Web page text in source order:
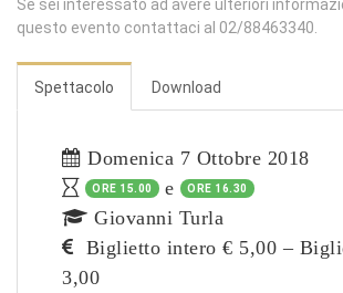
Se sei interessato ad avere ulteriori
questo evento contattaci al 02/88463340.
Spettacolo Download
Domenica 7 Ottobre 2018
ORE 15.00 e ORE 16.30
Giovanni Turla
Biglietto intero € 5,00 –
3,00